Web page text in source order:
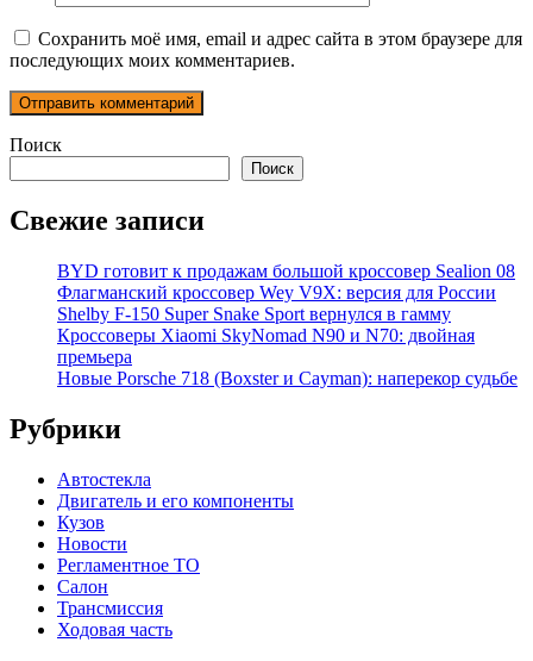
Сохранить моё имя, email и адрес сайта в этом браузере для
последующих моих комментариев.
Поиск
Поиск
Свежие записи
BYD готовит к продажам большой кроссовер Sealion 08
Флагманский кроссовер Wey V9X: версия для России
Shelby F-150 Super Snake Sport вернулся в гамму
Кроссоверы Xiaomi SkyNomad N90 и N70: двойная
премьера
Новые Porsche 718 (Boxster и Cayman): наперекор судьбе
Рубрики
Автостекла
Двигатель и его компоненты
Кузов
Новости
Регламентное ТО
Салон
Трансмиссия
Ходовая часть